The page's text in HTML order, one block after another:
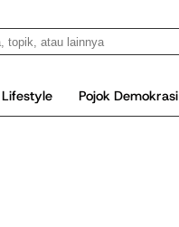
Lifestyle Pojok Demokrasi